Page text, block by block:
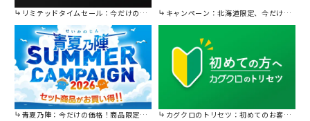
リミテッドタイムセール：今だけの限定セール。 キャンペーン：北海道限定、今だけ送料無料！
青夏乃陣：今だけの価格！商品限定セール開催中です。 カグクロのトリセツ：初めてのお客様はこちら。